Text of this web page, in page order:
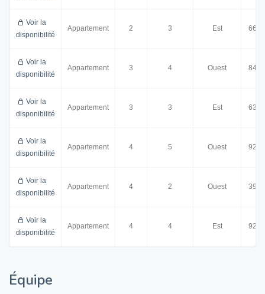
Voir la
disponibilité
Appartement 2 3 Est 66.0
Voir la
disponibilité
Appartement 3 4 Ouest 84.5
Voir la
disponibilité
Appartement 3 3 Est 63.0
Voir la
disponibilité
Appartement 4 5 Ouest 92.0
Voir la
disponibilité
Appartement 4 2 Ouest 39.5
Voir la
disponibilité
Appartement 4 4 Est 92.5
Équipe